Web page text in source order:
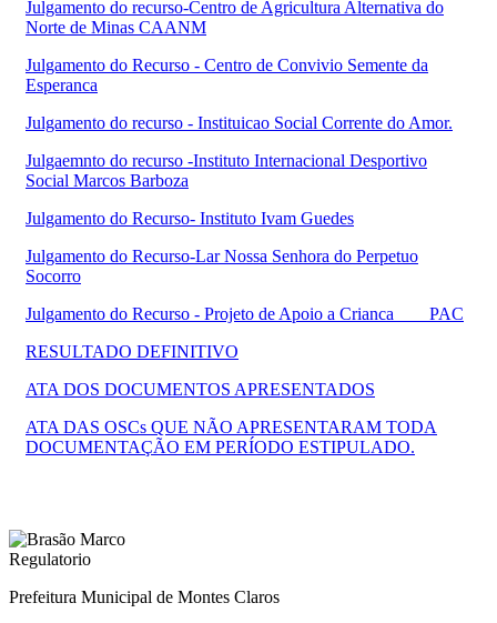
Julgamento do recurso-Centro de Agricultura Alternativa do
Norte de Minas CAANM
Julgamento do Recurso - Centro de Convivio Semente da
Esperanca
Julgamento do recurso - Instituicao Social Corrente do Amor.
Julgaemnto do recurso -Instituto Internacional Desportivo
Social Marcos Barboza
Julgamento do Recurso- Instituto Ivam Guedes
Julgamento do Recurso-Lar Nossa Senhora do Perpetuo
Socorro
Julgamento do Recurso - Projeto de Apoio a Crianca ___ PAC
RESULTADO DEFINITIVO
ATA DOS DOCUMENTOS APRESENTADOS
ATA DAS OSCs QUE NÃO APRESENTARAM TODA
DOCUMENTAÇÃO EM PERÍODO ESTIPULADO.
Prefeitura Municipal de Montes Claros